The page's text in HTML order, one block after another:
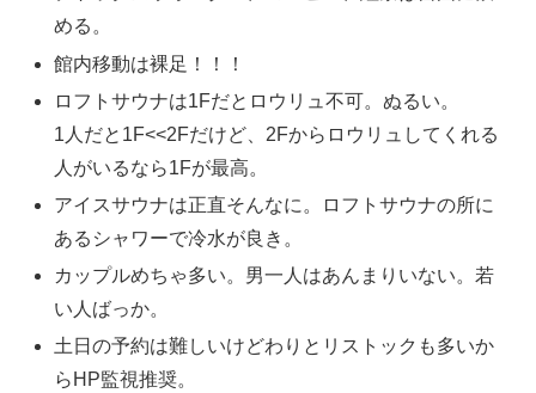
める。
館内移動は裸足！！！
ロフトサウナは1Fだとロウリュ不可。ぬるい。
1人だと1F<<2Fだけど、2Fからロウリュしてくれる
人がいるなら1Fが最高。
アイスサウナは正直そんなに。ロフトサウナの所に
あるシャワーで冷水が良き。
カップルめちゃ多い。男一人はあんまりいない。若
い人ばっか。
土日の予約は難しいけどわりとリストックも多いか
らHP監視推奨。